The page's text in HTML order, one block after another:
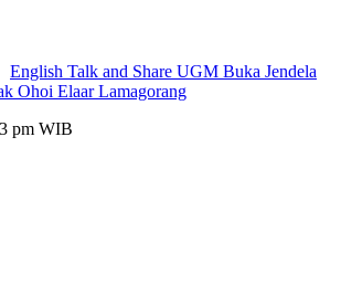
English Talk and Share UGM Buka Jendela
Ohoi Elaar Lamagorang
pm WIB